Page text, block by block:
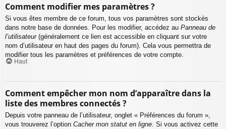
Comment modifier mes paramètres ?
Si vous êtes membre de ce forum, tous vos paramètres sont stockés
dans notre base de données. Pour les modifier, accédez au Panneau de
l’utilisateur(généralement ce lien est accessible en cliquant sur votre
nom d’utilisateur en haut des pages du forum). Cela vous permettra de
modifier tous les paramètres et préférences de votre compte.
Haut
Comment empêcher mon nom d’apparaître dans la
liste des membres connectés ?
Depuis votre panneau de l’utilisateur, onglet « Préférences du forum »,
vous trouverez l’option Cacher mon statut en ligne. Si vous activez cette